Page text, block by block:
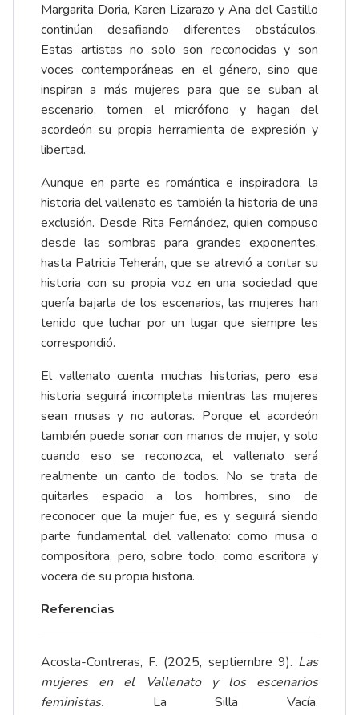
Margarita Doria, Karen Lizarazo y Ana del Castillo
continúan desafiando diferentes obstáculos.
Estas artistas no solo son reconocidas y son
voces contemporáneas en el género, sino que
inspiran a más mujeres para que se suban al
escenario, tomen el micrófono y hagan del
acordeón su propia herramienta de expresión y
libertad.
Aunque en parte es romántica e inspiradora, la
historia del vallenato es también la historia de una
exclusión. Desde Rita Fernández, quien compuso
desde las sombras para grandes exponentes,
hasta Patricia Teherán, que se atrevió a contar su
historia con su propia voz en una sociedad que
quería bajarla de los escenarios, las mujeres han
tenido que luchar por un lugar que siempre les
correspondió.
El vallenato cuenta muchas historias, pero esa
historia seguirá incompleta mientras las mujeres
sean musas y no autoras. Porque el acordeón
también puede sonar con manos de mujer, y solo
cuando eso se reconozca, el vallenato será
realmente un canto de todos. No se trata de
quitarles espacio a los hombres, sino de
reconocer que la mujer fue, es y seguirá siendo
parte fundamental del vallenato: como musa o
compositora, pero, sobre todo, como escritora y
vocera de su propia historia.
Referencias
Acosta-Contreras, F. (2025, septiembre 9). Las
mujeres en el Vallenato y los escenarios
feministas. La Silla Vacía.